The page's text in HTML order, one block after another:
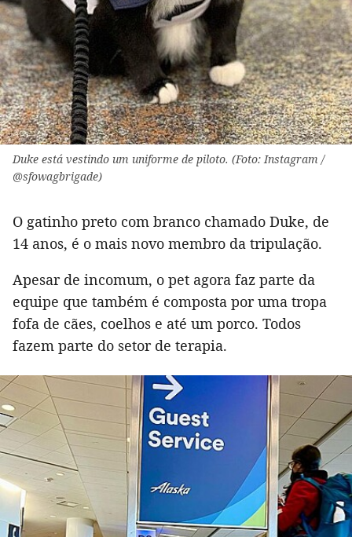
Duke está vestindo um uniforme de piloto. (Foto: Instagram /
@sfowagbrigade)
O gatinho preto com branco chamado Duke, de
14 anos, é o mais novo membro da tripulação.
Apesar de incomum, o pet agora faz parte da
equipe que também é composta por uma tropa
fofa de cães, coelhos e até um porco. Todos
fazem parte do setor de terapia.